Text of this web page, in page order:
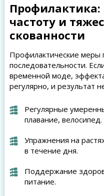
Профилактика:
частоту и
скованности
Профилактические меры
последовательности.
временной моде,
регулярно, и результат
Регулярные
плавание, велосипед.
Упражнения на
в течение дня.
Поддержание
питание.